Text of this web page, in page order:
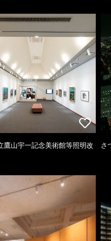
鷹山宇一記念美術館等照明改 さ